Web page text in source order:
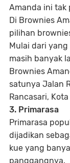
Amanda ini tak
Di Brownies
pilihan
Mulai dari
masih banyak
Brownies
satunya Jalan
Rancasari,
3. Primarasa
Primarasa
dijadikan
kue yang
panggangnya.